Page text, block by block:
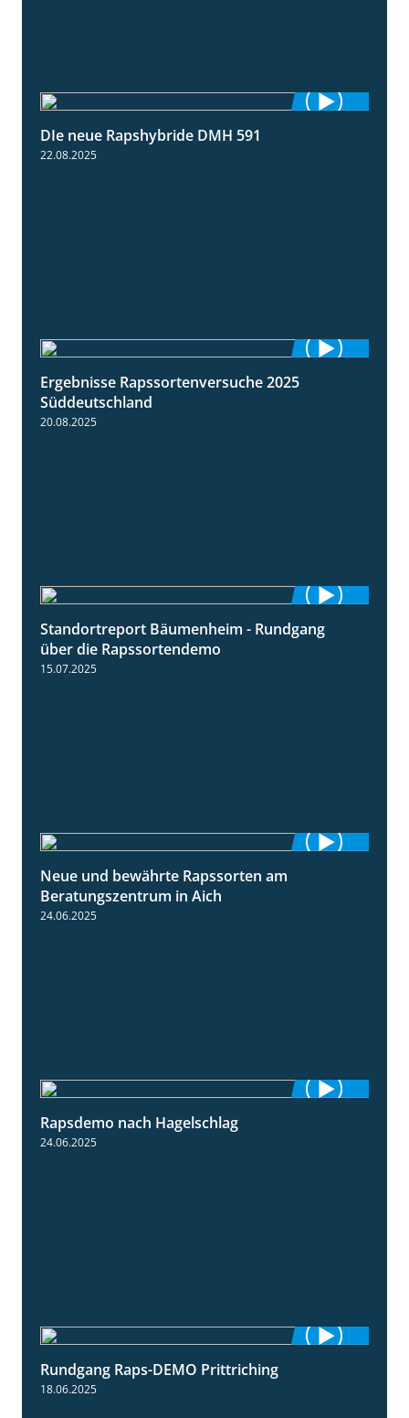
DIe neue Rapshybride DMH 591
22.08.2025
Ergebnisse Rapssortenversuche 2025
Süddeutschland
20.08.2025
6:03
Standortreport Bäumenheim - Rundgang
über die Rapssortendemo
15.07.2025
Neue und bewährte Rapssorten am
Beratungszentrum in Aich
24.06.2025
Rapsdemo nach Hagelschlag
24.06.2025
Rundgang Raps-DEMO Prittriching
18.06.2025